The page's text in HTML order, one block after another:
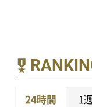
24時間 1